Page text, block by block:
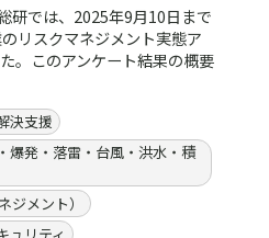
研では、2025年9月10日まで
リスクマネジメント実態ア
。このアンケート結果の概要
決支援
爆発・落雷・台風・洪水・積
ジメント）